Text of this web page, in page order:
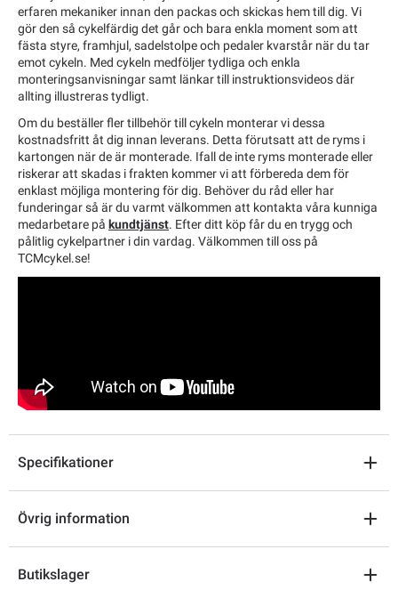
erfaren mekaniker innan den packas och skickas hem till dig. Vi
gör den så cykelfärdig det går och bara enkla moment som att
fästa styre, framhjul, sadelstolpe och pedaler kvarstår när du tar
emot cykeln. Med cykeln medföljer tydliga och enkla
monteringsanvisningar samt länkar till instruktionsvideos där
allting illustreras tydligt.
Om du beställer fler tillbehör till cykeln monterar vi dessa
kostnadsfritt åt dig innan leverans. Detta förutsatt att de ryms i
kartongen när de är monterade. Ifall de inte ryms monterade eller
riskerar att skadas i frakten kommer vi att förbereda dem för
enklast möjliga montering för dig. Behöver du råd eller har
funderingar så är du varmt välkommen att kontakta våra kunniga
medarbetare på kundtjänst. Efter ditt köp får du en trygg och
pålitlig cykelpartner i din vardag. Välkommen till oss på
TCMcykel.se!
Specifikationer
Övrig information
Butikslager